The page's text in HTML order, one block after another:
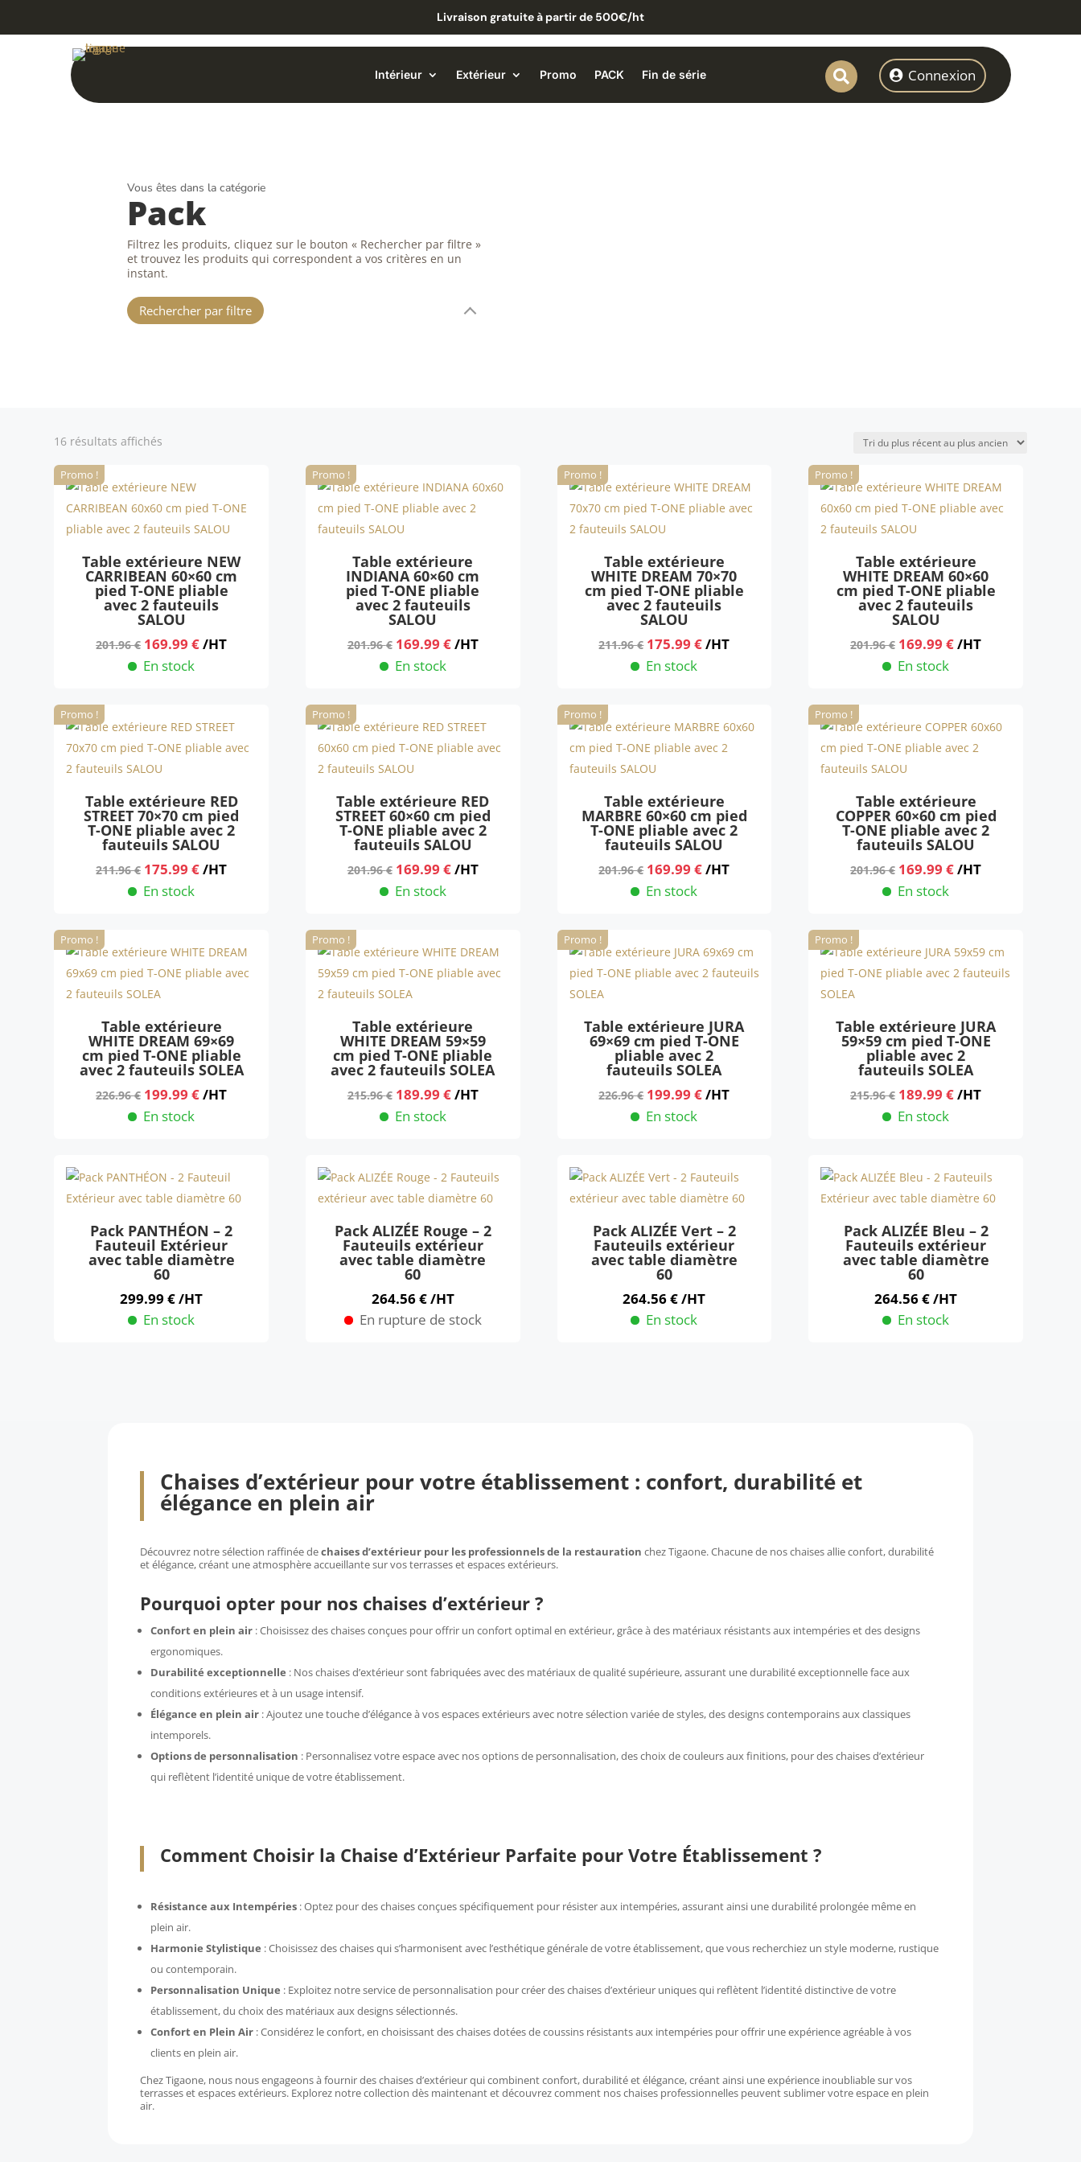
Livraison gratuite à partir de 500€/ht
Intérieur Extérieur Promo PACK Fin de série  Connexion
Vous êtes dans la catégorie
Pack
Filtrez les produits, cliquez sur le bouton « Rechercher par filtre »
et trouvez les produits qui correspondent a vos critères en un
instant.
Rechercher par filtre
16 résultats affichés
récent
au
plus
Promo !
Table extérieure NEW
CARRIBEAN 60×60 cm
pied T-ONE pliable
avec 2 fauteuils
SALOU
201.96€ Le
prix
201.96 €.
169.99€Le
169.99 €.
/HT
En stock
Promo !
Table extérieure
INDIANA 60×60 cm
pied T-ONE pliable
avec 2 fauteuils
SALOU
201.96€ Le
prix
201.96 €.
169.99 €Le
169.99 €.
/HT
En stock
Promo !
Table extérieure
WHITE DREAM 70×70
cm pied T-ONE pliable
avec 2 fauteuils
SALOU
211.96€ Le
prix
211.96 €.
175.99€Le
175.99 €.
/HT
En stock
Promo !
Table extérieure
WHITE DREAM 60×60
cm pied T-ONE pliable
avec 2 fauteuils
SALOU
201.96€ Le
prix
201.96 €.
169.99€Le
169.99 €.
/HT
En stock
Promo !
Table extérieure RED
STREET 70×70 cm pied
T-ONE pliable avec 2
fauteuils SALOU
211.96€ Le
prix
211.96 €.
175.99€Le
175.99 €.
/HT
En stock
Promo !
Table extérieure RED
STREET 60×60 cm pied
T-ONE pliable avec 2
fauteuils SALOU
201.96€ Le
prix
201.96 €.
169.99 €Le
169.99 €.
/HT
En stock
Promo !
Table extérieure
MARBRE 60×60 cm pied
T-ONE pliable avec 2
fauteuils SALOU
201.96€ Le
prix
201.96 €.
169.99€Le
169.99 €.
/HT
En stock
Promo !
Table extérieure
COPPER 60×60 cm pied
T-ONE pliable avec 2
fauteuils SALOU
201.96€ Le
prix
201.96 €.
169.99€Le
169.99 €.
/HT
En stock
Promo !
Table extérieure
WHITE DREAM 69×69
cm pied T-ONE pliable
avec 2 fauteuils SOLEA
226.96€ Le
prix
226.96 €.
199.99€Le
199.99 €.
/HT
En stock
Promo !
Table extérieure
WHITE DREAM 59×59
cm pied T-ONE pliable
avec 2 fauteuils SOLEA
215.96€ Le
prix
215.96 €.
189.99 €Le
189.99 €.
/HT
En stock
Promo !
Table extérieure JURA
69×69 cm pied T-ONE
pliable avec 2
fauteuils SOLEA
226.96€ Le
prix
226.96 €.
199.99€Le
199.99 €.
/HT
En stock
Promo !
Table extérieure JURA
59×59 cm pied T-ONE
pliable avec 2
fauteuils SOLEA
215.96€ Le
prix
215.96 €.
189.99€Le
189.99 €.
/HT
En stock
Pack PANTHÉON – 2
Fauteuil Extérieur
avec table diamètre
60
299.99€/HT
En stock
Pack ALIZÉE Rouge – 2
Fauteuils extérieur
avec table diamètre
60
264.56€/HT
En rupture de stock
peuvent
être
sur
la
du
produit
Pack ALIZÉE Vert – 2
Fauteuils extérieur
avec table diamètre
60
264.56€/HT
En stock
peuvent
sur
produit
Pack ALIZÉE Bleu – 2
Fauteuils extérieur
avec table diamètre
60
264.56€/HT
En stock
peuvent
sur
produit
Chaises d’extérieur pour votre établissement : confort, durabilité et
élégance en plein air
Découvrez notre sélection raffinée dechaises d’extérieur pour les professionnels de la restauration chez Tigaone. Chacune de nos chaises allie confort, durabilité
et élégance, créant une atmosphère accueillante sur vos terrasses et espaces extérieurs.
Pourquoi opter pour nos chaises d’extérieur ?
Confort en plein air : Choisissez des chaises conçues pour offrir un confort optimal en extérieur, grâce à des matériaux résistants aux intempéries et des designs
ergonomiques.
Durabilité exceptionnelle : Nos chaises d’extérieur sont fabriquées avec des matériaux de qualité supérieure, assurant une durabilité exceptionnelle face aux
conditions extérieures et à un usage intensif.
Élégance en plein air : Ajoutez une touche d’élégance à vos espaces extérieurs avec notre sélection variée de styles, des designs contemporains aux classiques
intemporels.
Options de personnalisation : Personnalisez votre espace avec nos options de personnalisation, des choix de couleurs aux finitions, pour des chaises d’extérieur
qui reflètent l’identité unique de votre établissement.
Comment Choisir la Chaise d’Extérieur Parfaite pour Votre Établissement ?
Résistance aux Intempéries : Optez pour des chaises conçues spécifiquement pour résister aux intempéries, assurant ainsi une durabilité prolongée même en
plein air.
Harmonie Stylistique : Choisissez des chaises qui s’harmonisent avec l’esthétique générale de votre établissement, que vous recherchiez un style moderne, rustique
ou contemporain.
Personnalisation Unique : Exploitez notre service de personnalisation pour créer des chaises d’extérieur uniques qui reflètent l’identité distinctive de votre
établissement, du choix des matériaux aux designs sélectionnés.
Confort en Plein Air : Considérez le confort, en choisissant des chaises dotées de coussins résistants aux intempéries pour offrir une expérience agréable à vos
clients en plein air.
Chez Tigaone, nous nous engageons à fournir des chaises d’extérieur qui combinent confort, durabilité et élégance, créant ainsi une expérience inoubliable sur vos
terrasses et espaces extérieurs. Explorez notre collection dès maintenant et découvrez comment nos chaises professionnelles peuvent sublimer votre espace en plein
air.